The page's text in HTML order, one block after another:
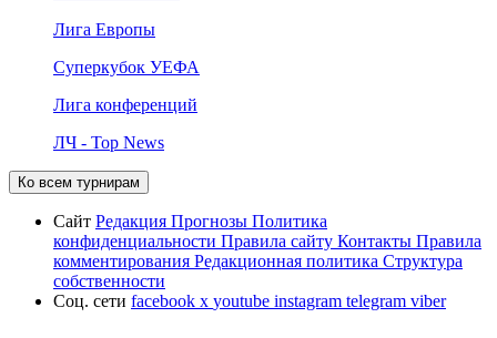
Лига Европы
Суперкубок УЕФА
Лига конференций
ЛЧ - Top News
Ко всем турнирам
Сайт Редакция Прогнозы Политика
конфиденциальности Правила сайту Контакты Правила
комментирования Редакционная политика Структура
собственности
Соц. сети facebook x youtube instagram telegram viber